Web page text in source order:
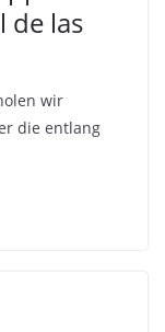
de las
wir
die entlang